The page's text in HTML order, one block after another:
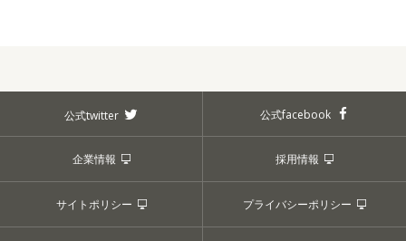
公式twitter 公式facebook
企業情報 採用情報
サイトポリシー プライバシーポリシー